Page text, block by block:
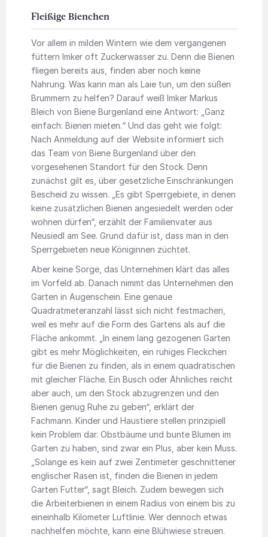
Fleißige Bienchen
Vor allem in milden Wintern wie dem vergangenen
füttern Imker oft Zuckerwasser zu. Denn die Bienen
fliegen bereits aus, finden aber noch keine
Nahrung. Was kann man als Laie tun, um den süßen
Brummern zu helfen? Darauf weiß Imker Markus
Bleich von Biene Burgenland eine Antwort: „Ganz
einfach: Bienen mieten.“ Und das geht wie folgt:
Nach Anmeldung auf der Website informiert sich
das Team von Biene Burgenland über den
vorgesehenen Standort für den Stock. Denn
zunächst gilt es, über gesetzliche Einschränkungen
Bescheid zu wissen. „Es gibt Sperrgebiete, in denen
keine zusätzlichen Bienen angesiedelt werden oder
wohnen dürfen“, erzählt der Familienvater aus
Neusiedl am See. Grund dafür ist, dass man in den
Sperrgebieten neue Königinnen ­züchtet.
Aber keine Sorge, das Unternehmen klärt das alles
im Vorfeld ab. Danach nimmt das Unternehmen den
Garten in Augenschein. Eine genaue
Quadratmeteranzahl lässt sich nicht festmachen,
weil es mehr auf die Form des Gartens als auf die
Fläche ankommt. „In einem lang gezogenen Garten
gibt es mehr Möglichkeiten, ein ruhiges Fleckchen
für die Bienen zu finden, als in einem quadratischen
mit gleicher Fläche. Ein Busch oder Ähnliches reicht
aber auch, um den Stock abzugrenzen und den
Bienen genug Ruhe zu geben“, erklärt der
Fachmann. Kinder und Haustiere stellen prinzipiell
kein Problem dar. Obstbäume und bunte Blumen im
Garten zu haben, sind zwar ein Plus, aber kein Muss.
„Solange es kein auf zwei Zentimeter geschnittener
englischer Rasen ist, finden die Bienen in jedem
Garten Futter“, sagt Bleich. Zudem bewegen sich
die Arbeiterbienen in einem Radius von einem bis zu
eineinhalb Kilometer Luftlinie. Wer dennoch etwas
nachhelfen möchte, kann eine Blühwiese streuen.